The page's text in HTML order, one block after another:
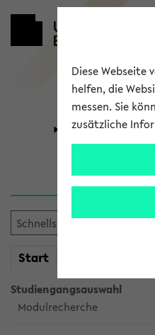
Universität
Start
Studiengangsauswahl
Modulrecherche
Diese Webseite
helfen, die
messen. Sie
zusätzliche